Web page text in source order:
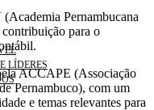
LÍDERES
Pernambucana
para o
ACCAPE (Associação
Pernambuco), com um
e temas relevantes para